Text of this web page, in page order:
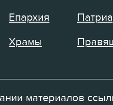
Епархия
Храмы
материалов